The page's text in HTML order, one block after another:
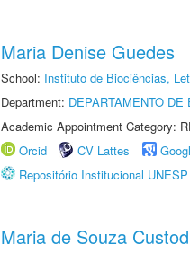
Maria Denise Guedes
School: Instituto de Biociências,
Department: DEPARTAMENTO DE
Academic Appointment Category:
Orcid
CV Lattes
Repositório Institucional UNESP
Maria de Souza